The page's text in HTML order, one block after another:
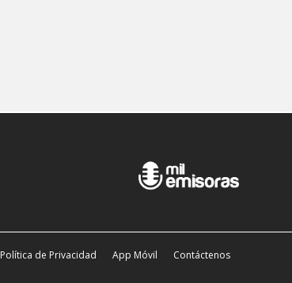
Política de Privacidad App Móvil Contáctenos